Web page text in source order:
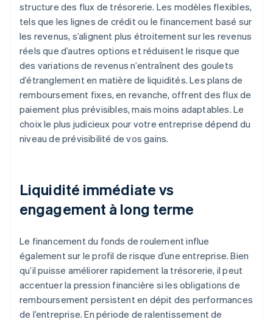
structure des flux de trésorerie. Les modèles flexibles,
tels que les lignes de crédit ou le financement basé sur
les revenus, s’alignent plus étroitement sur les revenus
réels que d’autres options et réduisent le risque que
des variations de revenus n’entraînent des goulets
d’étranglement en matière de liquidités. Les plans de
remboursement fixes, en revanche, offrent des flux de
paiement plus prévisibles, mais moins adaptables. Le
choix le plus judicieux pour votre entreprise dépend du
niveau de prévisibilité de vos gains.
Liquidité immédiate vs
engagement à long terme
Le financement du fonds de roulement influe
également sur le profil de risque d’une entreprise. Bien
qu’il puisse améliorer rapidement la trésorerie, il peut
accentuer la pression financière si les obligations de
remboursement persistent en dépit des performances
de l’entreprise. En période de ralentissement de